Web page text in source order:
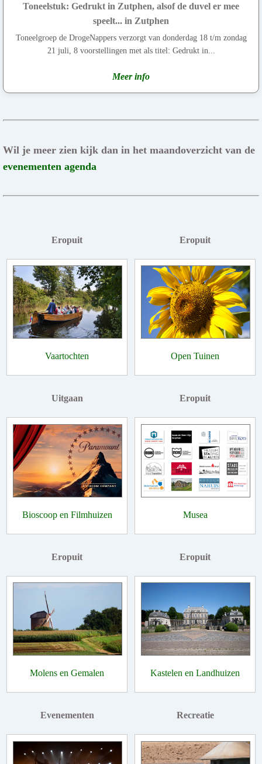
Toneelstuk: Gedrukt in Zutphen, alsof de duvel er mee
speelt... in Zutphen
Toneelgroep de DrogeNappers verzorgt van donderdag 18 t/m zondag
21 juli, 8 voorstellingen met als titel: Gedrukt in...
Meer info
Wil je meer zien kijk dan in het maandoverzicht van de
evenementen agenda
Eropuit
Vaartochten
Eropuit
Open Tuinen
Uitgaan
Bioscoop en Filmhuizen
Eropuit
Musea
Eropuit
Molens en Gemalen
Eropuit
Kastelen en Landhuizen
Evenementen Recreatie